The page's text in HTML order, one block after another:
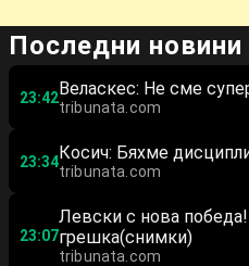
Последни новини
23:42Веласкес: Не сме
tribunata.com
23:34Косич: Бяхме
tribunata.com
23:07
Левски с нова
грешка(снимки)
tribunata.com